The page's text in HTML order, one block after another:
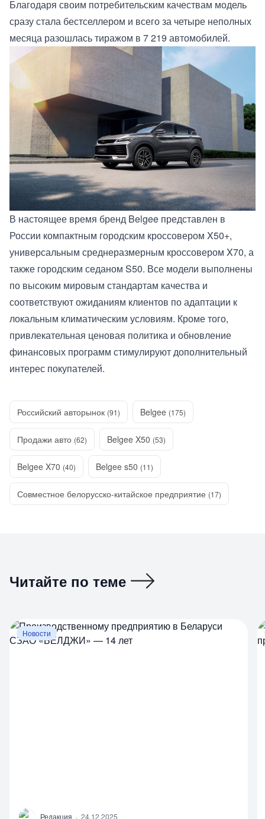
Благодаря своим потребительским качествам модель
сразу стала бестселлером и всего за четыре неполных
месяца разошлась тиражом в 7 219 автомобилей.
В настоящее время бренд Belgee представлен в
России компактным городским кроссовером X50+,
универсальным среднеразмерным кроссовером X70, а
также городским седаном S50. Все модели выполнены
по высоким мировым стандартам качества и
соответствуют ожиданиям клиентов по адаптации к
локальным климатическим условиям. Кроме того,
привлекательная ценовая политика и обновление
финансовых программ стимулируют дополнительный
интерес покупателей.
Российский авторынок (91) Belgee (175)
Продажи авто (62) Belgee X50 (53)
Belgee X70 (40) Belgee s50 (11)
Совместное белорусско-китайское предприятие (17)
Читайте по теме
Новости
Р Редакция · 24.12.2025